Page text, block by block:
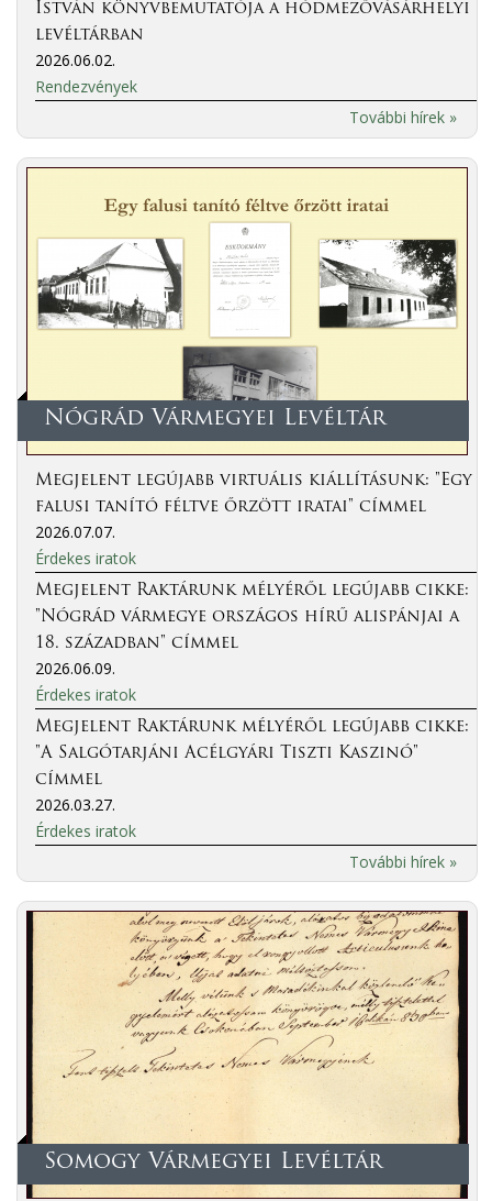
István könyvbemutatója a hódmezővásárhelyi
levéltárban
2026.06.02.
Rendezvények
További hírek »
Nógrád Vármegyei Levéltár
Megjelent legújabb virtuális kiállításunk: "Egy
falusi tanító féltve őrzött iratai" címmel
2026.07.07.
Érdekes iratok
Megjelent Raktárunk mélyéről legújabb cikke:
"Nógrád vármegye országos hírű alispánjai a
18. században" címmel
2026.06.09.
Érdekes iratok
Megjelent Raktárunk mélyéről legújabb cikke:
"A Salgótarjáni Acélgyári Tiszti Kaszinó"
címmel
2026.03.27.
Érdekes iratok
További hírek »
Somogy Vármegyei Levéltár